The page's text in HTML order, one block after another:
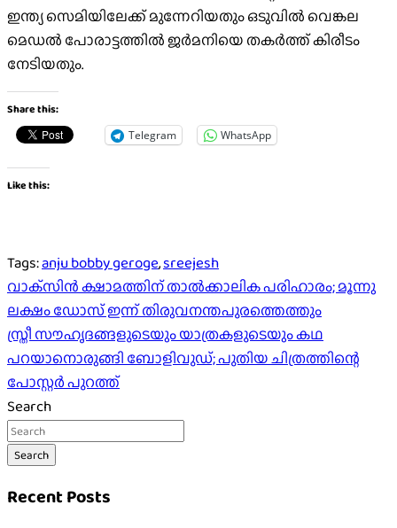
ഇന്ത്യ സെമിയിലേക്ക് മുന്നേറിയതും ഒടുവില്‍ വെങ്കല
മെഡല്‍ പോരാട്ടത്തില്‍ ജര്‍മനിയെ തകര്‍ത്ത് കിരീടം
നേടിയതും.
Share this:
Telegram WhatsApp
Like this:
Tags:anju bobby geroge,sreejesh
Post
navigation
വാക്‌സിന്‍ ക്ഷാമത്തിന് താൽക്കാലിക പരിഹാരം; മൂന്നു
ലക്ഷം ഡോസ് ഇന്ന് തിരുവനന്തപുരത്തെത്തും
സ്ത്രീ സൗഹൃദങ്ങളുടെയും യാത്രകളുടെയും കഥ
പറയാനൊരുങ്ങി ബോളിവുഡ്; പുതിയ ചിത്രത്തിന്റെ
പോസ്റ്റര്‍ പുറത്ത്
Search
Search
Recent Posts